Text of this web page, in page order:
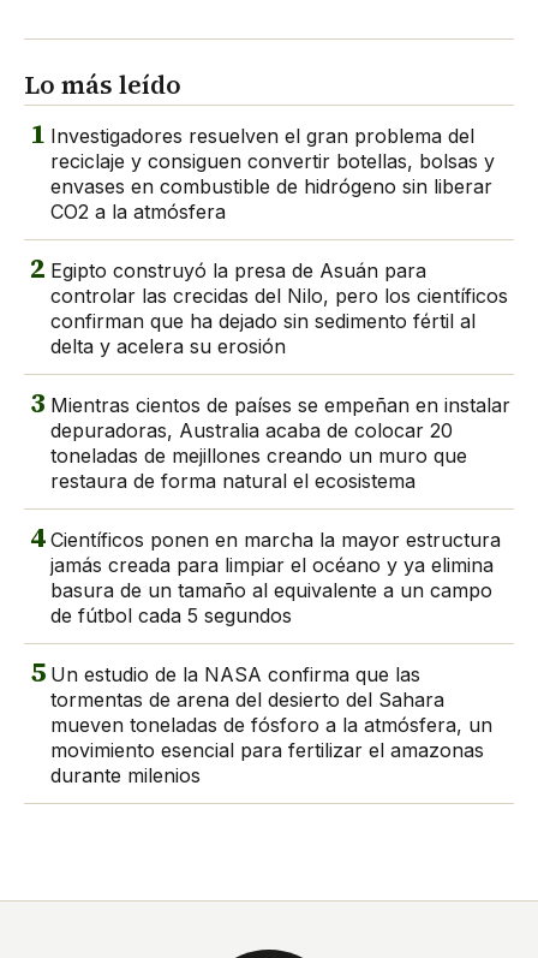
Lo más leído
1 Investigadores resuelven el gran problema del
reciclaje y consiguen convertir botellas, bolsas y
envases en combustible de hidrógeno sin liberar
CO2 a la atmósfera
2 Egipto construyó la presa de Asuán para
controlar las crecidas del Nilo, pero los científicos
confirman que ha dejado sin sedimento fértil al
delta y acelera su erosión
3 Mientras cientos de países se empeñan en instalar
depuradoras, Australia acaba de colocar 20
toneladas de mejillones creando un muro que
restaura de forma natural el ecosistema
4 Científicos ponen en marcha la mayor estructura
jamás creada para limpiar el océano y ya elimina
basura de un tamaño al equivalente a un campo
de fútbol cada 5 segundos
5 Un estudio de la NASA confirma que las
tormentas de arena del desierto del Sahara
mueven toneladas de fósforo a la atmósfera, un
movimiento esencial para fertilizar el amazonas
durante milenios